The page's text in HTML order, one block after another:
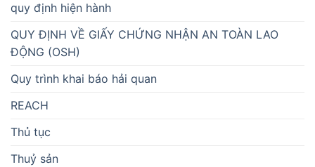
quy định hiện hành
QUY ĐỊNH VỀ GIẤY CHỨNG NHẬN AN TOÀN LAO
ĐỘNG (OSH)
Quy trình khai báo hải quan
REACH
Thủ tục
Thuỷ sản